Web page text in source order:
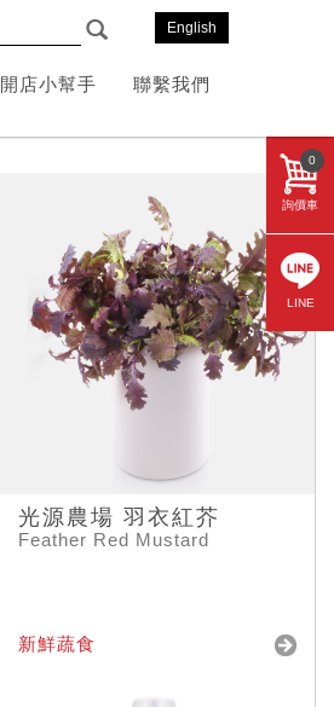
開店小幫手 聯繫我們
English
光源農場 羽衣紅芥
Feather Red Mustard
新鮮蔬食
詢價車
0
LINE